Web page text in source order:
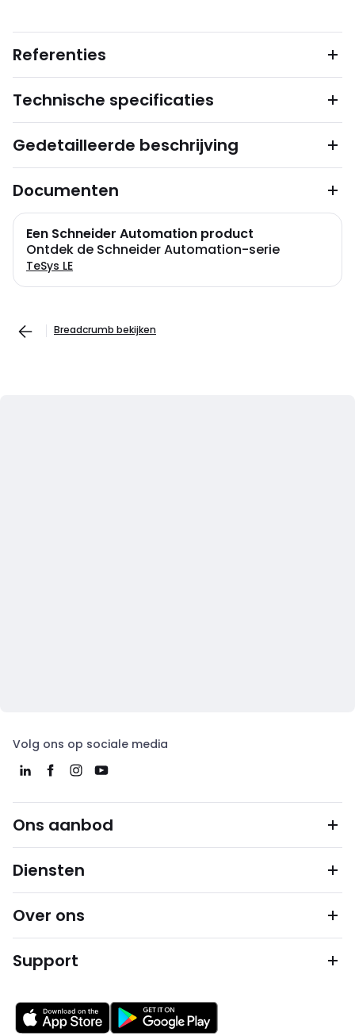
Referenties
Technische specificaties
Gedetailleerde beschrijving
Documenten
Een Schneider Automation product
Ontdek de Schneider Automation-serie
TeSys LE
Breadcrumb bekijken
Volg ons op sociale media
Ons aanbod
Diensten
Over ons
Support